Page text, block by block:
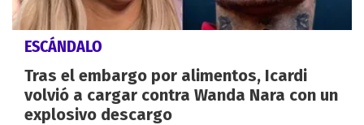
ESCÁNDALO
Tras el embargo por alimentos, Icardi
volvió a cargar contra Wanda Nara con un
explosivo descargo